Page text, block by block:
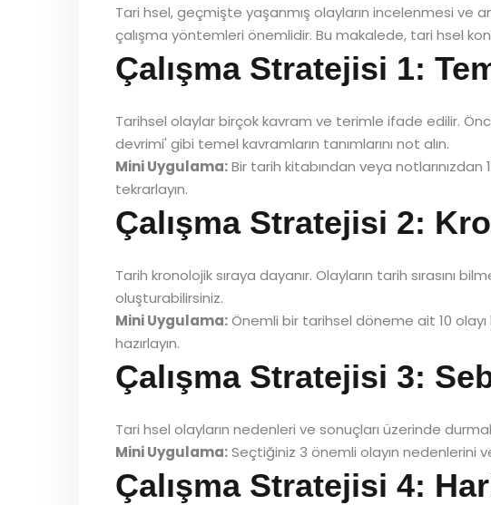
Tari hsel, geçmişte yaşanmış olayların incelenmesi ve
çalışma yöntemleri önemlidir. Bu makalede, tari hsel
Çalışma Stratejisi 1:
Tarihsel olaylar birçok kavram ve terimle ifade edilir.
devrimi' gibi temel kavramların tanımlarını not alın.
Mini Uygulama:Bir tarih kitabından veya notlarınızdan
tekrarlayın.
Çalışma Stratejisi 2:
Tarih kronolojik sıraya dayanır. Olayların tarih sırasını
oluşturabilirsiniz.
Mini Uygulama:Önemli bir tarihsel döneme ait 10 olayı
hazırlayın.
Çalışma Stratejisi 3:
Tari hsel olayların nedenleri ve sonuçları üzerinde
Mini Uygulama:Seçtiğiniz 3 önemli olayın nedenlerini
Çalışma Stratejisi 4: